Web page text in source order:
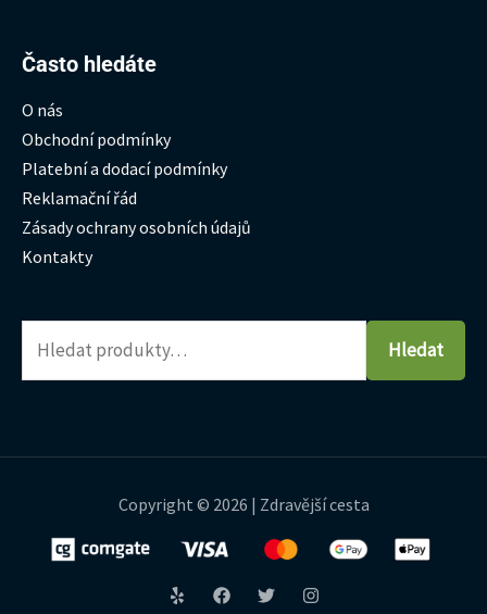
Často hledáte
O nás
Obchodní podmínky
Platební a dodací podmínky
Reklamační řád
Zásady ochrany osobních údajů
Kontakty
Hledat:
Hledat
Copyright © 2026 | Zdravější cesta